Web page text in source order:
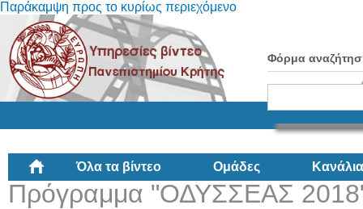
Παράκαμψη προς το κυρίως περιεχόμενο
Φόρμα
Όλα τα βίντεο Ομάδες Κανάλια
Πρόγραμμα "ΟΔΥΣΣΕΑΣ